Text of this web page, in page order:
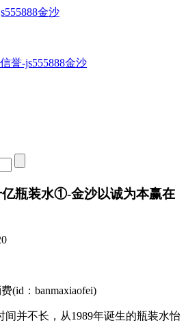
金沙
誉-js555888金沙
瓶装水①-金沙以诚为本赢在
(id：banmaxiaofei)
并不长，从1989年诞生的瓶装水怡